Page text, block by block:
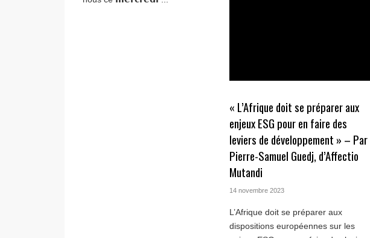
« L’Afrique doit se préparer aux
enjeux ESG pour en faire des
leviers de développement » – Par
Pierre-Samuel Guedj, d’Affectio
Mutandi
14 novembre 2023
L’Afrique doit se préparer aux
dispositions européennes sur les